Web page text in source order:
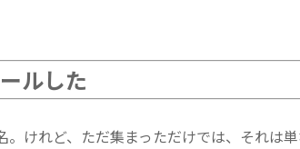
ルした
けれど、ただ集まっただけでは、それは